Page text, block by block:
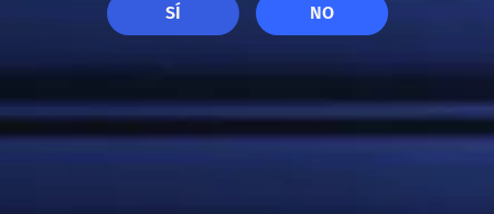
SÍ NO
ISOTÓNICAS